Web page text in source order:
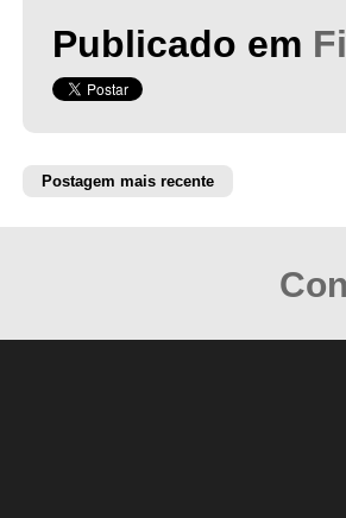
Publicado em
Postagem mais recente